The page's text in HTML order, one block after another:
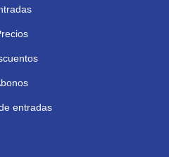
entradas